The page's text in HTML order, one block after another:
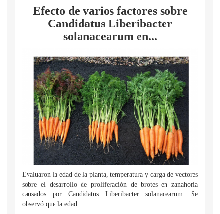
Efecto de varios factores sobre
Candidatus Liberibacter
solanacearum en...
Evaluaron la edad de la planta, temperatura y carga de vectores
sobre el desarrollo de proliferación de brotes en zanahoria
causados por Candidatus Liberibacter solanacearum. Se
observó que la edad...